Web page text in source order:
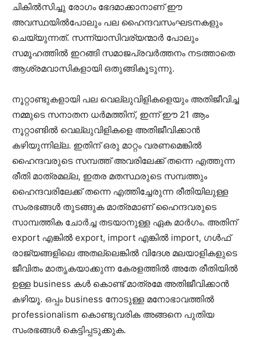
ചികിൽസിച്ചു രോഗം ഭേദമാക്കാനാണ് ഈ
അവസ്ഥയിൽപോലും പല ഹൈന്ദവസംഘടനകളും
ചെയ്യുന്നത്. സന്ന്യാസിവര്യന്മാർ പോലും
സമൂഹത്തിൽ ഇറങ്ങി സമാജപ്രവർത്തനം നടത്താതെ
ആശ്രമവാസികളായി ഒതുങ്ങികൂടുന്നു.
നൂറ്റാണ്ടുകളായി പല വെല്ലുവിളികളെയും അതിജീവിച്ച
നമ്മുടെ സനാതന ധർമത്തിന്, ഇന്ന് ഈ 21 ആം
നൂറ്റാണ്ടിൽ വെല്ലുവിളികളെ അതിജീവിക്കാൻ
കഴിയുന്നില്ല. ഇതിന് ഒരു മാറ്റം വരണമെങ്കിൽ
ഹൈന്ദവരുടെ സമ്പത്ത് അവരിലേക്ക് തന്നെ എത്തുന്ന
രീതി മാത്രമല്ല, ഇതര മതസ്ഥരുടെ സമ്പത്തും
ഹൈന്ദവരിലേക്ക് തന്നെ എത്തിച്ചേരുന്ന രീതിയിലുള്ള
സംരഭങ്ങൾ തുടങ്ങുക മാത്രമാണ് ഹൈന്ദവരുടെ
സാമ്പത്തിക ചോർച്ച തടയാനുള്ള ഏക മാർഗം. അതിന്
export എങ്കിൽ export, import എങ്കിൽ import, ഗൾഫ്
രാജ്യങ്ങളിലെ അതല്ലെങ്കിൽ വിദേശ മലയാളികളുടെ
ജീവിതം മാതൃകയാക്കുന്ന കേരളത്തിൽ അതേ രീതിയിൽ
ഉള്ള business കൾ കൊണ്ട് മാത്രമേ അതിജീവിക്കാൻ
കഴിയൂ. ഒപ്പം business നോടുള്ള മനോഭാവത്തിൽ
professionalism കൊണ്ടുവരിക അങ്ങനെ പുതിയ
സംരഭങ്ങൾ കെട്ടിപ്പടുക്കുക.